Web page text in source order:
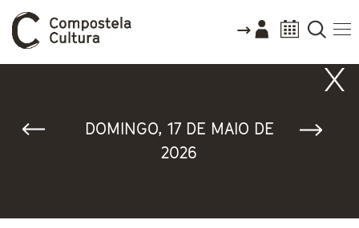
DOMINGO, 17 DE MAIO DE
2026